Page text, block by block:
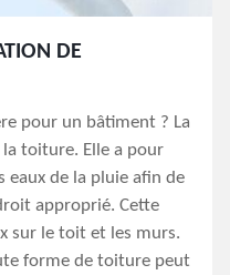
DE
pour un bâtiment ? La
toiture. Elle a pour
eaux de la pluie afin de
approprié. Cette
sur le toit et les murs.
forme de toiture peut